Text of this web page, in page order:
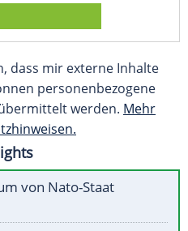
dass mir externe Inhalte
personenbezogene
werden. Mehr
von Nato-Staat